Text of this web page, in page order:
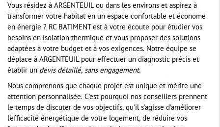
Vous résidez à ARGENTEUIL ou dans les environs et aspirez à
transformer votre habitat en un espace confortable et économe
en énergie ? RC BATIMENT est à votre écoute pour étudier vos
besoins en isolation thermique et vous proposer des solutions
adaptées à votre budget et à vos exigences. Notre équipe se
déplace à ARGENTEUIL pour effectuer un diagnostic précis et
établir un devis détaillé, sans engagement.
Nous comprenons que chaque projet est unique et mérite une
attention personnalisée. C'est pourquoi nos conseillers prennent
le temps de discuter de vos objectifs, qu'il s'agisse d'améliorer
l'efficacité énergétique de votre logement, de réduire vos